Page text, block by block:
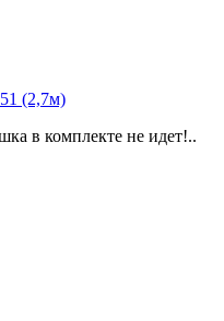
(2,7м)
в комплекте не идет!..